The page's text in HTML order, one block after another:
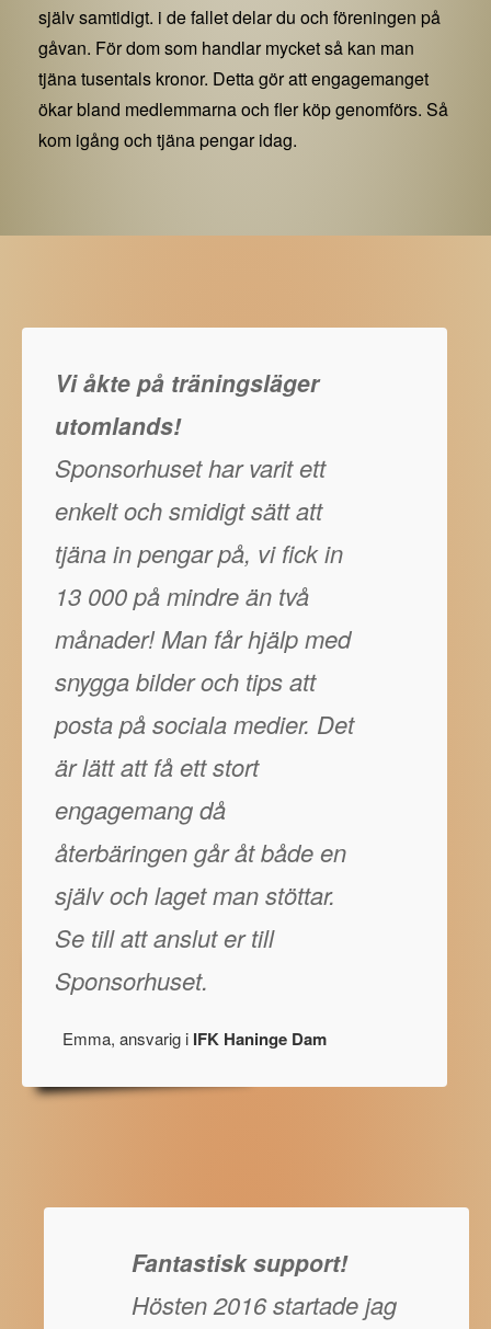
själv samtidigt. i de fallet delar du och föreningen på
gåvan. För dom som handlar mycket så kan man
tjäna tusentals kronor. Detta gör att engagemanget
ökar bland medlemmarna och fler köp genomförs. Så
kom igång och tjäna pengar idag.
Vi åkte på träningsläger
utomlands!
Sponsorhuset har varit ett
enkelt och smidigt sätt att
tjäna in pengar på, vi fick in
13 000 på mindre än två
månader! Man får hjälp med
snygga bilder och tips att
posta på sociala medier. Det
är lätt att få ett stort
engagemang då
återbäringen går åt både en
själv och laget man stöttar.
Se till att anslut er till
Sponsorhuset.
Emma, ansvarig i IFK Haninge Dam
Fantastisk support!
Hösten 2016 startade jag